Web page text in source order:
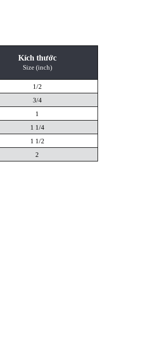
Kích thước
Size (inch)
1/2
3/4
1
1 1/4
1 1/2
2